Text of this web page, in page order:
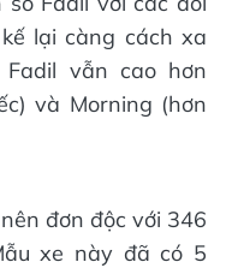
lại càng cách xa
Fadil vẫn cao hơn
và Morning (hơn
đơn độc với 346
xe này đã có 5